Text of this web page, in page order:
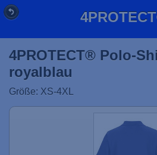
4PROTECT® Polo-
royalblau
Größe: XS-4XL